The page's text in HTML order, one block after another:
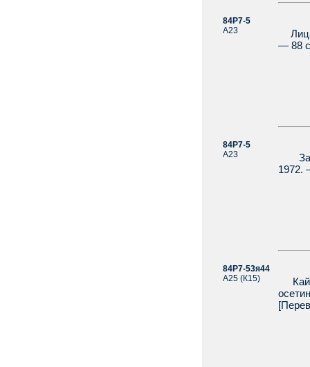
84Р7-5
А23
— 88
84Р7-5
А23
1972.
84Р7-53я44
А25 (К15)